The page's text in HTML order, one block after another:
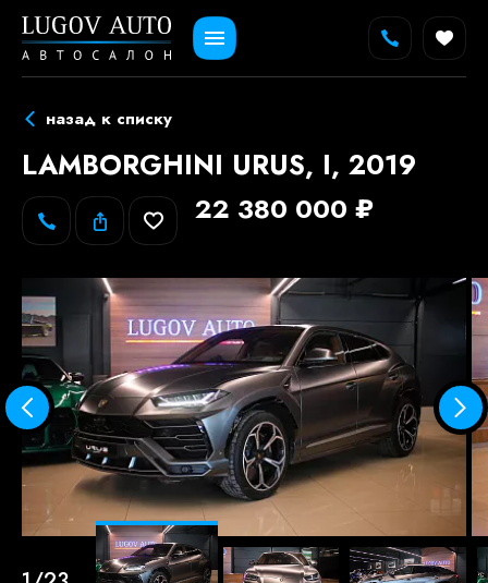
назад к списку
LAMBORGHINI URUS, I, 2019
22 380 000 ₽